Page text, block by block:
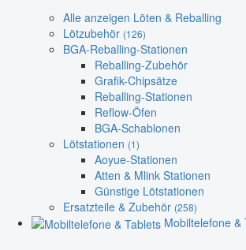
Alle anzeigen Löten & Reballing
Lötzubehör (126)
BGA-Reballing-Stationen
Reballing-Zubehör
Grafik-Chipsätze
Reballing-Stationen
Reflow-Öfen
BGA-Schablonen
Lötstationen (1)
Aoyue-Stationen
Atten & Mlink Stationen
Günstige Lötstationen
Ersatzteile & Zubehör (258)
Mobiltelefone &